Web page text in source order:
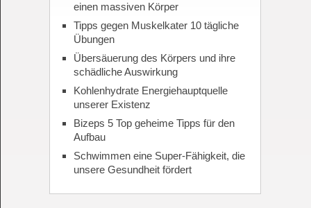
einen massiven Körper
Tipps gegen Muskelkater 10 tägliche
Übungen
Übersäuerung des Körpers und ihre
schädliche Auswirkung
Kohlenhydrate Energiehauptquelle
unserer Existenz
Bizeps 5 Top geheime Tipps für den
Aufbau
Schwimmen eine Super-Fähigkeit, die
unsere Gesundheit fördert